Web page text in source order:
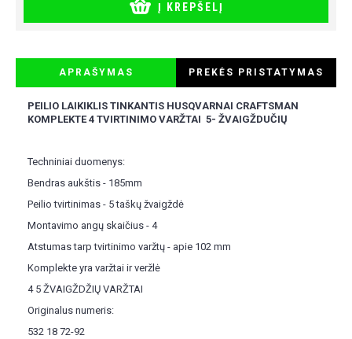
Į KREPŠELĮ
APRAŠYMAS PREKĖS PRISTATYMAS
PEILIO LAIKIKLIS TINKANTIS HUSQVARNAI CRAFTSMAN
KOMPLEKTE 4 TVIRTINIMO VARŽTAI 5- ŽVAIGŽDUČIŲ
Techniniai duomenys:
Bendras aukštis - 185mm
Peilio tvirtinimas - 5 taškų žvaigždė
Montavimo angų skaičius - 4
Atstumas tarp tvirtinimo varžtų - apie 102 mm
Komplekte yra varžtai ir veržlė
4 5 ŽVAIGŽDŽIŲ VARŽTAI
Originalus numeris:
532 18 72-92